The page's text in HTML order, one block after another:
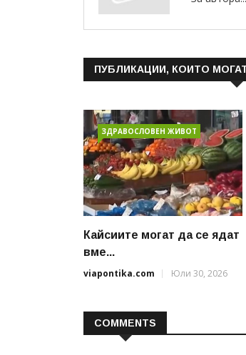
ПУБЛИКАЦИИ, КОИТО
ЗДРАВОСЛОВЕН ЖИВОТ
Кайсиите могат да се ядат
вме...
viapontika.com
Юли 30, 2026
COMMENTS